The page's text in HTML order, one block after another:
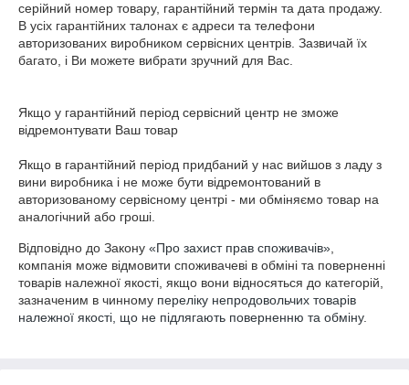
серійний номер товару, гарантійний термін та дата продажу.
В усіх гарантійних талонах є адреси та телефони
авторизованих виробником сервісних центрів. Зазвичай їх
багато, і Ви можете вибрати зручний для Вас.
Якщо у гарантійний період сервісний центр не зможе
відремонтувати Ваш товар
Якщо в гарантійний період придбаний у нас вийшов з ладу з
вини виробника і не може бути відремонтований в
авторизованому сервісному центрі - ми обміняємо товар на
аналогічний або гроші.
Відповідно до Закону «Про захист прав споживачів»
компанія може відмовити споживачеві в обміні та поверненні
товарів належної якості, якщо вони відносяться до категорій,
зазначеним в чинному переліку непродовольчих товарів
належної якості, що не підлягають поверненню та обміну.